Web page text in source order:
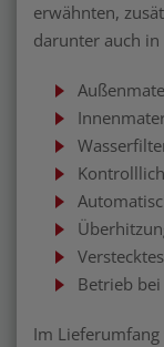
erwähnten,
darunter auch in
Betrieb
Im Lieferumfang